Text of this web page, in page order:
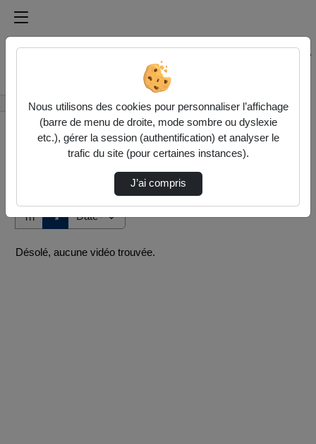
Médiathèque de l'université Paris
Rechercher un média sur Médiathèque de l'université
Accueil Vidéos
Tri ↘
Désolé, aucune vidéo trouvée.
Nous utilisons des cookies pour personnaliser l’affichage
(barre de menu de droite, mode sombre ou dyslexie
etc.), gérer la session (authentification) et analyser le
trafic du site (pour certaines instances).
J’ai compris